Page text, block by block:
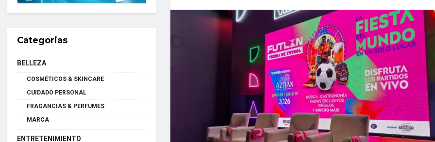
Categorias
BELLEZA
COSMÉTICOS & SKINCARE
CUIDADO PERSONAL
FRAGANCIAS & PERFUMES
MARCA
ENTRETENIMIENTO